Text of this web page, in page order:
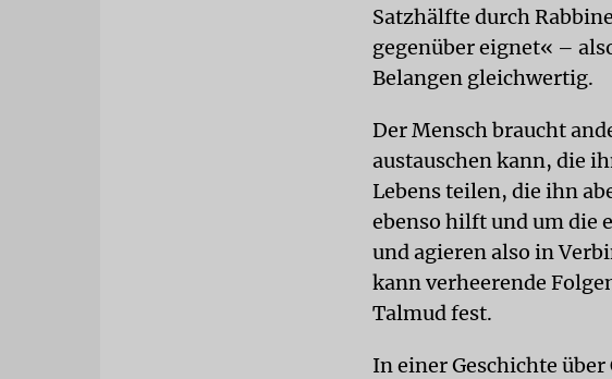
Satzhälfte durch
gegenüber eignet« –
Belangen gleichwertig.
Der Mensch braucht
austauschen kann, die
Lebens teilen, die ihn
ebenso hilft und um die
und agieren also in
kann verheerende
Talmud fest.
In einer Geschichte